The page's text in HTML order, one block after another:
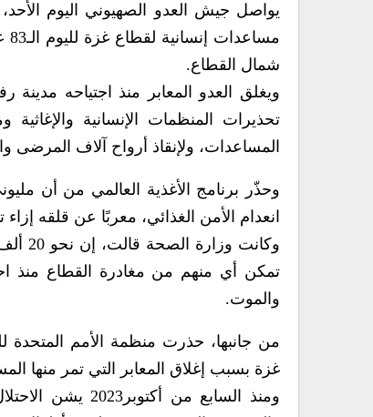
يواصل جيش العدو الصهيوني اليوم
شمال القطاع.
ويغلق العدو المعابر منذ اجتياحه
تحذيرات المنظمات الإنسانية
المساعدات، ولإنقاذ أرواح آلاف المرضى
وحذّر برنامج الأغذية العالمي من أن
انعدام الأمن الغذائي، معربًا عن قلقه
تمكن أي منهم من مغادرة القطاع منذ
والموت.
من جانبها، حذرت منظمة الأمم المتحدة
غزة بسبب إغلاق المعابر التي تمر منها
ومنذ السابع من